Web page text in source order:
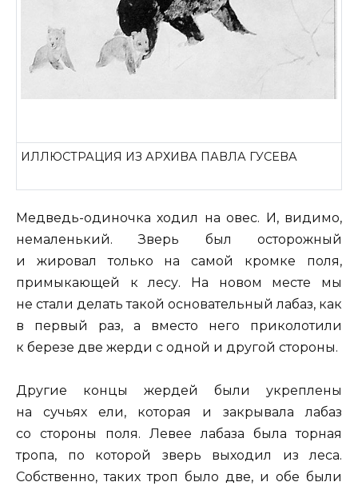
ИЛЛЮСТРАЦИЯ ИЗ АРХИВА ПАВЛА ГУСЕВА
Медведь-одиночка ходил на овес. И, видимо,
немаленький. Зверь был осторожный
и жировал только на самой кромке поля,
примыкающей к лесу. На новом месте мы
не стали делать такой основательный лабаз, как
в первый раз, а вместо него приколотили
к березе две жерди с одной и другой стороны.
Другие концы жердей были укреплены
на сучьях ели, которая и закрывала лабаз
со стороны поля. Левее лабаза была торная
тропа, по которой зверь выходил из леса.
Собственно, таких троп было две, и обе были